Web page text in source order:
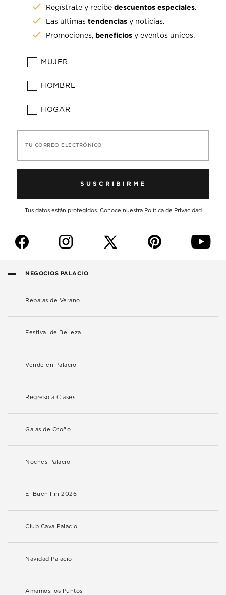
Regístrate y recibedescuentos especiales.
Las últimastendencias y noticias.
Promociones, beneficios y eventos únicos.
MUJER
HOMBRE
HOGAR
TU CORREO ELECTRÓNICO
SUSCRIBIRME
Tus datos están protegidos. Conoce nuestra Política de Privacidad
f i p y
NEGOCIOS PALACIO
Rebajas de Verano
Festival de Belleza
Vende en Palacio
Regreso a Clases
Galas de Otoño
Noches Palacio
El Buen Fin 2026
Club Cava Palacio
Navidad Palacio
Amamos los Puntos